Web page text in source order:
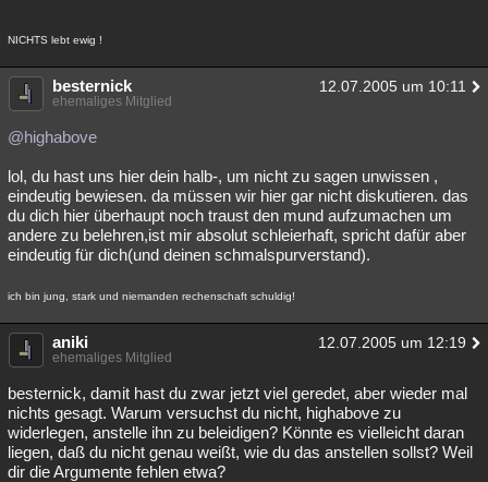
NICHTS lebt ewig !
besternick 12.07.2005 um 10:11
ehemaliges Mitglied
@highabove
lol, du hast uns hier dein halb-, um nicht zu sagen unwissen ,
eindeutig bewiesen. da müssen wir hier gar nicht diskutieren. das
du dich hier überhaupt noch traust den mund aufzumachen um
andere zu belehren,ist mir absolut schleierhaft, spricht dafür aber
eindeutig für dich(und deinen schmalspurverstand).
ich bin jung, stark und niemanden rechenschaft schuldig!
aniki 12.07.2005 um 12:19
ehemaliges Mitglied
besternick, damit hast du zwar jetzt viel geredet, aber wieder mal
nichts gesagt. Warum versuchst du nicht, highabove zu
widerlegen, anstelle ihn zu beleidigen? Könnte es vielleicht daran
liegen, daß du nicht genau weißt, wie du das anstellen sollst? Weil
dir die Argumente fehlen etwa?